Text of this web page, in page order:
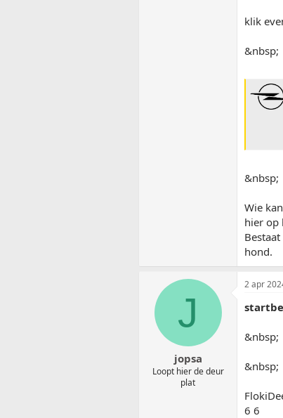
klik
&nbsp;
&nbsp;
Wie
hier op
hond.
J
jopsa
Loopt hier de deur
plat
2 apr
&nbsp;
&nbsp;
6 6